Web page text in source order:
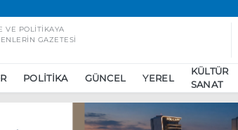
VE POLITIKAYA
GAZETESI
POLITIKA GÜNCEL YEREL
KÜLTÜR
SANAT